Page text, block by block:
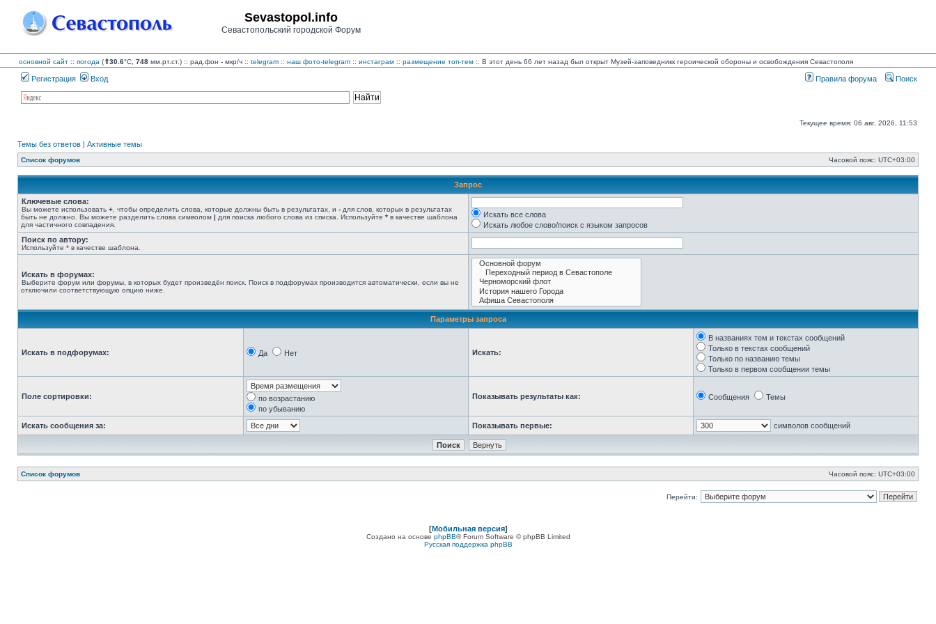
Sevastopol.info
Севастопольский городской Форум
основной сайт :: погода (⇑30.6°C, 748 мм.рт.ст.) :: рад.фон - мкр/ч :: telegram :: наш фото-telegram :: инстаграм :: размещение топ-тем :: В этот день 66 лет назад был открыт Музей-заповедникк героической обороны и освобождения Севастополя
Регистрация Вход Правила форума Поиск
Текущее время: 06 авг, 2026, 11:53
Темы без ответов | Активные темы
Список форумов Часовой пояс: UTC+03:00
Запрос
Ключевые слова:
Вы можете использовать + , чтобы определить слова, которые должны быть в результатах, и - для слов, которых в результатах
быть не должно. Вы можете разделить слова символом | для поиска любого слова из списка. Используйте * в качестве шаблона
для частичного совпадения.
Искать все слова
Искать любое слово/поиск с языком запросов
Поиск по автору:
Используйте * в качестве шаблона.
Искать в форумах:
Выберите форум или форумы, в которых будет произведён поиск. Поиск в подфорумах производится автоматически, если вы не
отключили соответствующую опцию ниже.
Параметры запроса
Искать в подфорумах: Да Нет Искать:
В названиях тем и текстах сообщений
Только в текстах сообщений
Только по названию темы
Только в первом сообщении темы
Поле сортировки:
по возрастанию
по убыванию
Показывать результаты как: Сообщения Темы
Искать сообщения за: Показывать первые: символов сообщений
Список форумов Часовой пояс: UTC+03:00
Перейти:
[Мобильная версия]
Создано на основе phpBB® Forum Software © phpBB Limited
Русская поддержка phpBB